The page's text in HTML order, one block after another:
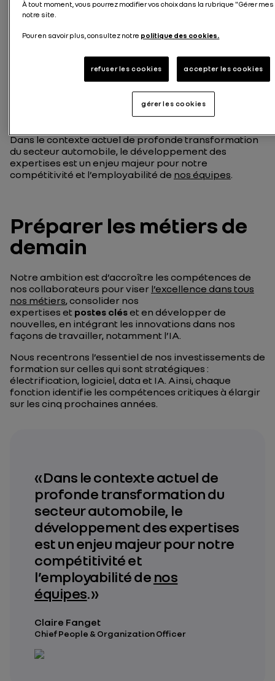
Les
compétences
cœur de notre
compétitivité
Sur un marché automobile en profonde mutation, nos
Dans le contexte actuel de profonde transformation
du secteur automobile, le développement des
expertises est un enjeu majeur pour notre
compétitivité et l’employabilité de nos équipes.
Préparer les métiers de
demain
Notre ambition est d’accroître les compétences de
nos collaborateurs pour viser l’excellence dans tous
nos métiers, consolider nos
expertises et postes cléset en développer de
nouvelles, en intégrant les innovations dans nos
façons de travailler, notamment l’IA.
Nous recentrons l’essentiel de nos investissements de
formation sur celles qui sont stratégiques :
électrification, logiciel, data et IA. Ainsi, chaque
fonction identifie les compétences critiques à élargir
sur les cinq prochaines années.
« Dans le contexte actuel de
profonde transformation du
secteur automobile, le
développement des expertises
est un enjeu majeur pour notre
compétitivité et
l’employabilité de nos
équipes. »
Claire Fanget
Chief People & Organization Officer
À tout moment, vous pourrez modifier vos choix dans la rubrique "Gérer
notre site.
Pour en savoir plus, consultez notre politique des cookies.
refuser les cookies accepter les cookies
gérer les cookies